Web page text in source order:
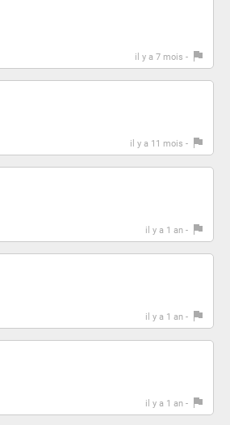
il y a 7 mois -
il y a 11 mois -
il y a 1 an -
il y a 1 an -
il y a 1 an -